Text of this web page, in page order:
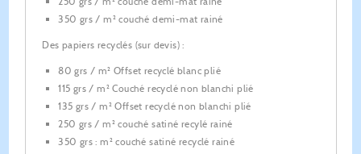
350 grs / m² couché demi-mat rainé
Des papiers recyclés (sur devis) :
80 grs / m² Offset recyclé blanc plié
115 grs / m² Couché recyclé non blanchi plié
135 grs / m² Offset recyclé non blanchi plié
250 grs / m² couché satiné recylé rainé
350 grs : m² couché satiné recyclé rainé